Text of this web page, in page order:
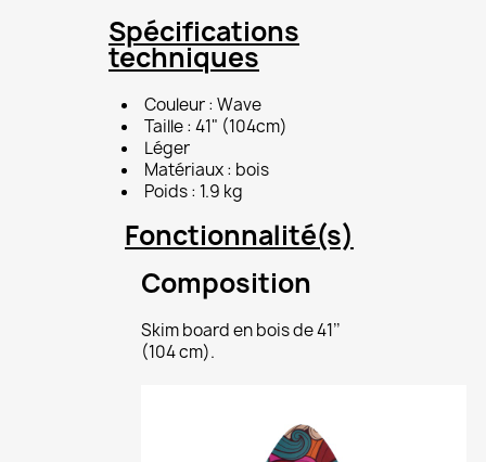
Spécifications
techniques
Couleur : Wave
Taille : 41" (104cm)
Léger
Matériaux : bois
Poids : 1.9 kg
Fonctionnalité(s)
Composition
Skim board en bois de 41’’
(104 cm).